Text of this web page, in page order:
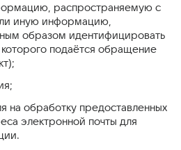
распространяемую с
иную информацию,
образом идентифицировать
подаётся обращение
на обработку предоставленных
электронной почты для